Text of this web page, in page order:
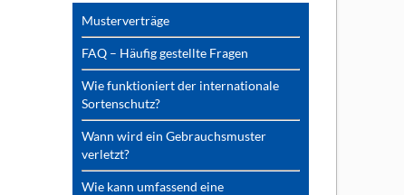
Musterverträge
FAQ – Häufig gestellte Fragen
Wie funktioniert der internationale
Sortenschutz?
Wann wird ein Gebrauchsmuster
verletzt?
Wie kann umfassend eine